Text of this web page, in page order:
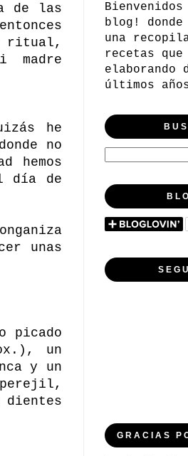
de las
ritual,
madre
he
no
hemos
día de
unas
picado
un
y un
dientes
blog! donde
una
recetas que
elaborando
últimos
GRACIAS